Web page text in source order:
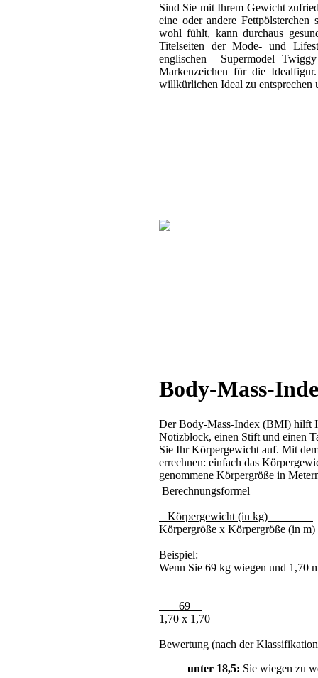
Sind Sie mit Ihrem Gewicht
eine oder andere
wohl fühlt, kann durchaus
Titelseiten der Mode- und
englischen Supermodel
Markenzeichen für die
willkürlichen Ideal zu entsprechen
Body-Mass-
Der Body-Mass-Index (BMI) hilft
Notizblock, einen Stift und einen
Sie Ihr Körpergewicht auf. Mit
errechnen: einfach das
genommene Körpergröße in
Berechnungsformel
Körpergewicht (in kg)
Körpergröße x Körpergröße (in m)
Beispiel:
Wenn Sie 69 kg wiegen und 1,70
69
1,70 x 1,70
Bewertung (nach der
unter 18,5: Sie wiegen zu